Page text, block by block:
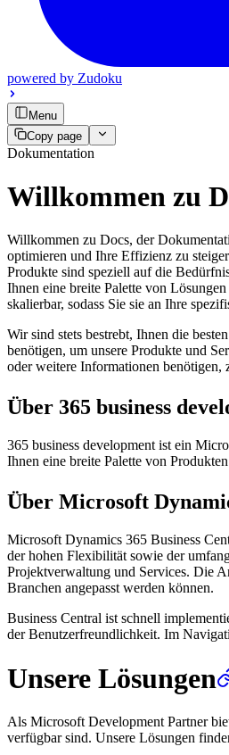
powered by Zudoku
Menu
Copy page
Dokumentation
Willkommen zu
Willkommen zu Docs, der
optimieren und Ihre Effizienz zu
Produkte sind speziell auf die
Ihnen eine breite Palette von
skalierbar, sodass Sie sie an Ihre
Wir sind stets bestrebt, Ihnen die
benötigen, um unsere Produkte und
oder weitere Informationen benötigen,
Über 365 business
365 business development ist ein
Ihnen eine breite Palette von
Über Microsoft
Microsoft Dynamics 365 Business
der hohen Flexibilität sowie der
Projektverwaltung und Services. Die
Branchen angepasst werden können.
Business Central ist schnell
der Benutzerfreundlichkeit. Im
Unsere Lösungen
Als Microsoft Development Partner
verfügbar sind. Unsere Lösungen